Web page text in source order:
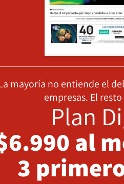
mayoría no entiende el
empresas. El
Plan
al
3